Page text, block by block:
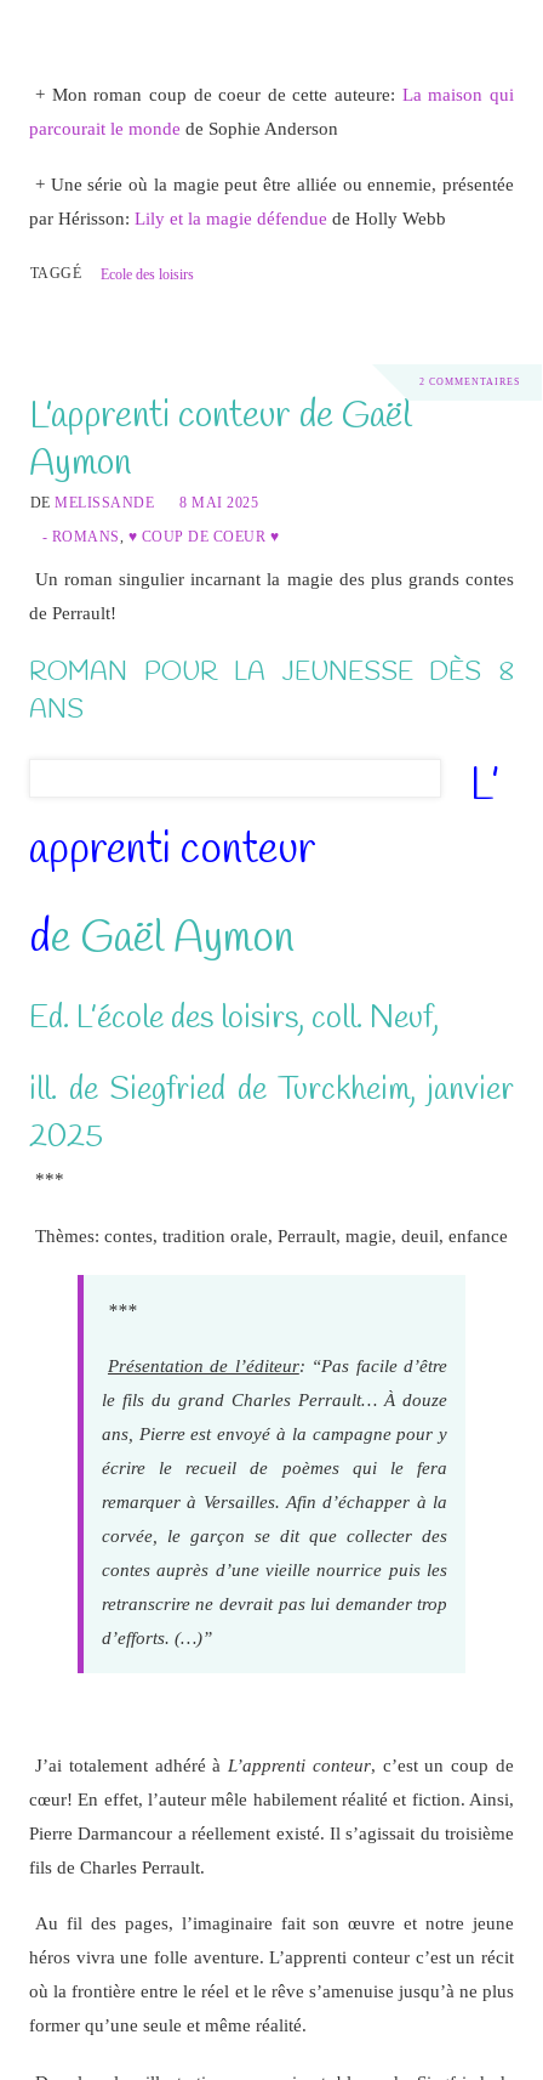
+ Mon roman coup de coeur de cette auteure: La maison qui
parcourait le monde de Sophie Anderson
+ Une série où la magie peut être alliée ou ennemie, présentée
par Hérisson: Lily et la magie défendue de Holly Webb
TAGGÉ Ecole des loisirs
2 COMMENTAIRES
L’apprenti conteur de Gaël
Aymon
DEMELISSANDE
8 MAI 2025
- ROMANS, ♥ COUP DE COEUR ♥
Un roman singulier incarnant la magie des plus grands contes
de Perrault!
ROMAN POUR LA JEUNESSE DÈS 8
ANS
L’
apprenti conteur
de Gaël Aymon
Ed. L’école des loisirs, coll. Neuf,
ill. de Siegfried de Turckheim, janvier
2025
***
Thèmes: contes, tradition orale, Perrault, magie, deuil, enfance
***
Présentation de l’éditeur: “Pas facile d’être
le fils du grand Charles Perrault… À douze
ans, Pierre est envoyé à la campagne pour y
écrire le recueil de poèmes qui le fera
remarquer à Versailles. Afin d’échapper à la
corvée, le garçon se dit que collecter des
contes auprès d’une vieille nourrice puis les
retranscrire ne devrait pas lui demander trop
d’efforts. (…)”
J’ai totalement adhéré à L’apprenti conteur, c’est un coup de
cœur! En effet, l’auteur mêle habilement réalité et fiction. Ainsi,
Pierre Darmancour a réellement existé. Il s’agissait du troisième
fils de Charles Perrault.
Au fil des pages, l’imaginaire fait son œuvre et notre jeune
héros vivra une folle aventure. L’apprenti conteur c’est un récit
où la frontière entre le réel et le rêve s’amenuise jusqu’à ne plus
former qu’une seule et même réalité.